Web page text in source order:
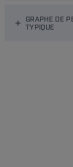
GRAPHE DE
TYPIQUE